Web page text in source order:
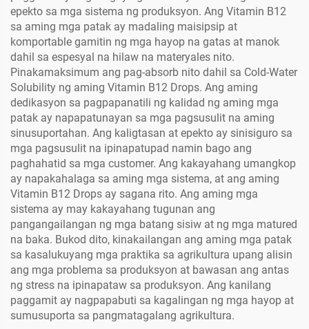
epekto sa mga sistema ng produksyon. Ang Vitamin B12
sa aming mga patak ay madaling maisipsip at
komportable gamitin ng mga hayop na gatas at manok
dahil sa espesyal na hilaw na materyales nito.
Pinakamaksimum ang pag-absorb nito dahil sa Cold-Water
Solubility ng aming Vitamin B12 Drops. Ang aming
dedikasyon sa pagpapanatili ng kalidad ng aming mga
patak ay napapatunayan sa mga pagsusulit na aming
sinusuportahan. Ang kaligtasan at epekto ay sinisiguro sa
mga pagsusulit na ipinapatupad namin bago ang
paghahatid sa mga customer. Ang kakayahang umangkop
ay napakahalaga sa aming mga sistema, at ang aming
Vitamin B12 Drops ay sagana rito. Ang aming mga
sistema ay may kakayahang tugunan ang
pangangailangan ng mga batang sisiw at ng mga matured
na baka. Bukod dito, kinakailangan ang aming mga patak
sa kasalukuyang mga praktika sa agrikultura upang alisin
ang mga problema sa produksyon at bawasan ang antas
ng stress na ipinapataw sa produksyon. Ang kanilang
paggamit ay nagpapabuti sa kagalingan ng mga hayop at
sumusuporta sa pangmatagalang agrikultura.